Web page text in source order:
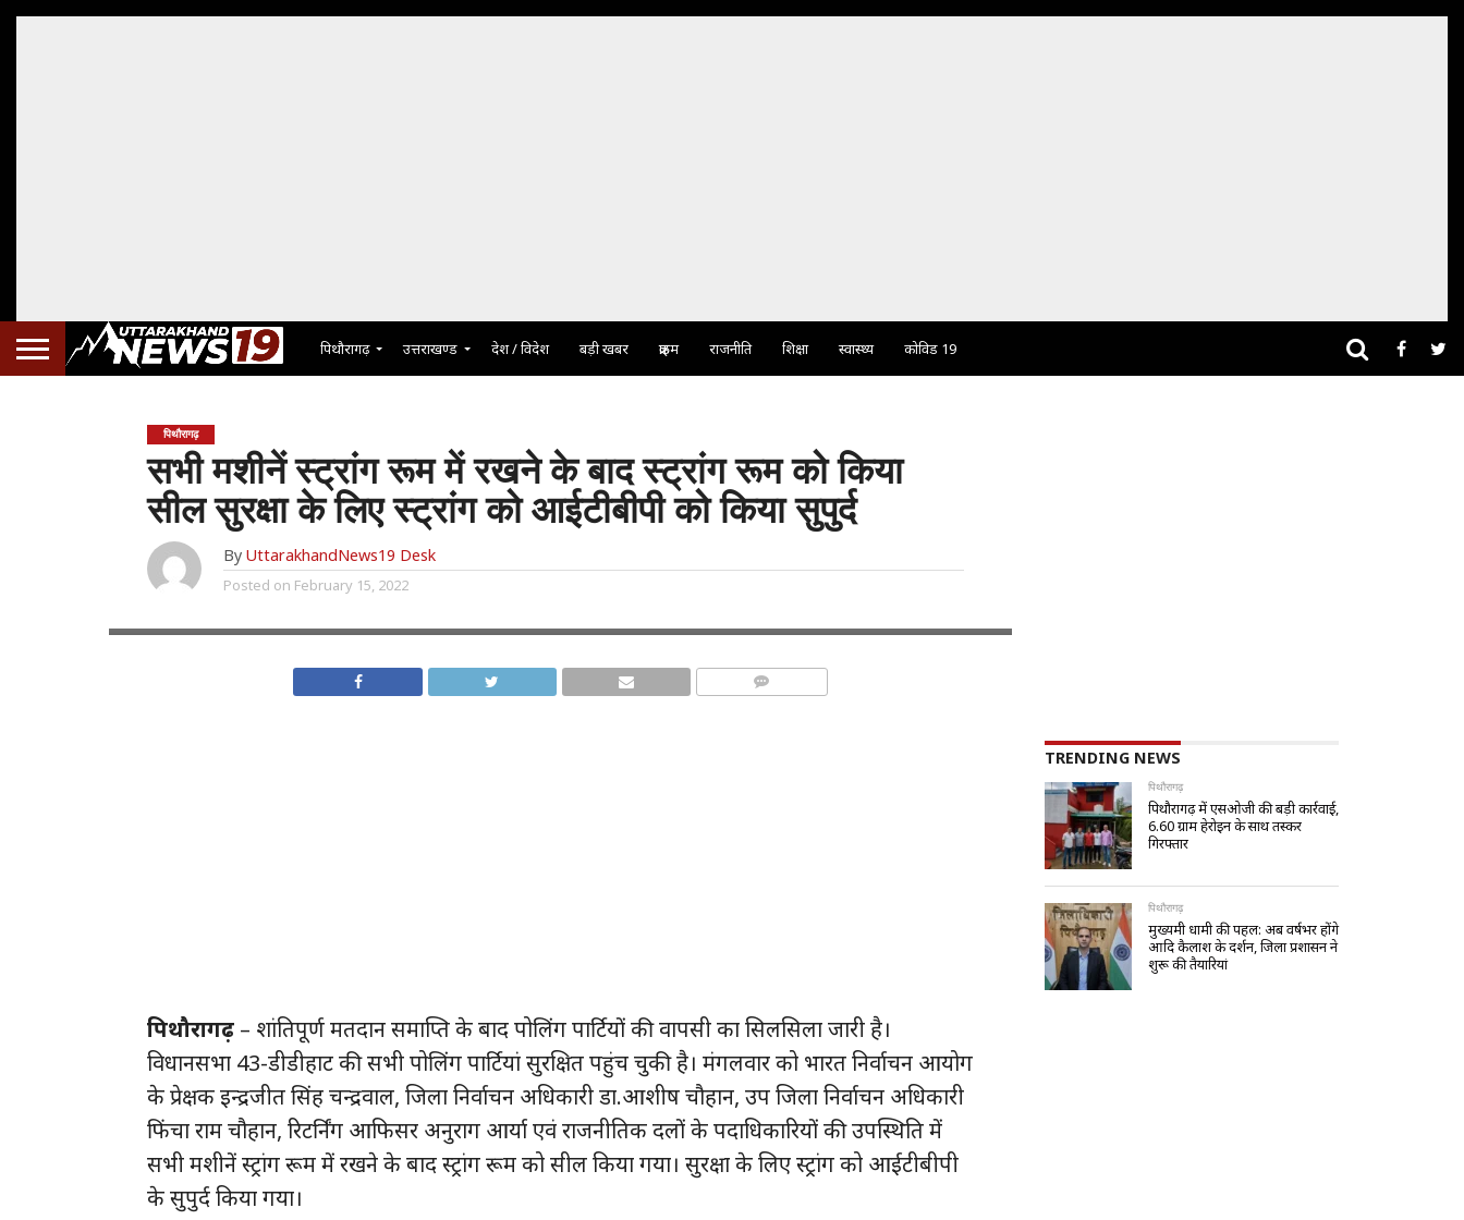
पिथौरागढ़ उत्तराखण्ड देश / विदेश बड़ी खबर क्राइम राजनीति शिक्षा स्वास्थ्य कोविड 19
पिथौरागढ़
सभी मशीनें स्ट्रांग रूम में रखने के बाद स्ट्रांग रूम को किया
सील सुरक्षा के लिए स्ट्रांग को आईटीबीपी को किया सुपुर्द
By UttarakhandNews19 Desk
Posted on February 15, 2022
पिथौरागढ़– शांतिपूर्ण मतदान समाप्ति के बाद पोलिंग पार्टियों की वापसी का सिलसिला जारी है।
विधानसभा 43-डीडीहाट की सभी पोलिंग पार्टियां सुरक्षित पहुंच चुकी है। मंगलवार को भारत निर्वाचन आयोग
के प्रेक्षक इन्द्रजीत सिंह चन्द्रवाल, जिला निर्वाचन अधिकारी डा.आशीष चौहान, उप जिला निर्वाचन अधिकारी
फिंचा राम चौहान, रिटर्निंग आफिसर अनुराग आर्या एवं राजनीतिक दलों के पदाधिकारियों की उपस्थिति में
सभी मशीनें स्ट्रांग रूम में रखने के बाद स्ट्रांग रूम को सील किया गया। सुरक्षा के लिए स्ट्रांग को आईटीबीपी
के सुपुर्द किया गया‌।
TRENDING NEWS
पिथौरागढ़
पिथौरागढ़ में एसओजी की बड़ी कार्रवाई,
6.60 ग्राम हेरोइन के साथ तस्कर
गिरफ्तार
पिथौरागढ़
मुख्यमंत्री धामी की पहल: अब वर्षभर होंगे
आदि कैलाश के दर्शन, जिला प्रशासन ने
शुरू की तैयारियां